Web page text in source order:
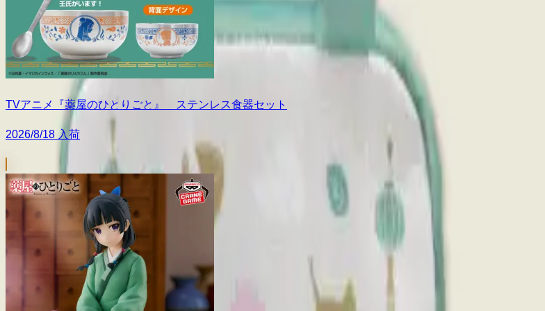
TVアニメ『薬屋のひとりごと』 ステンレス食器セット
2026/8/18 入荷